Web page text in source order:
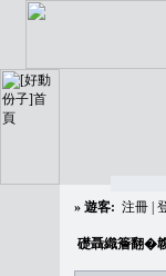
» 遊客: 注冊
礎聶織簷翻�